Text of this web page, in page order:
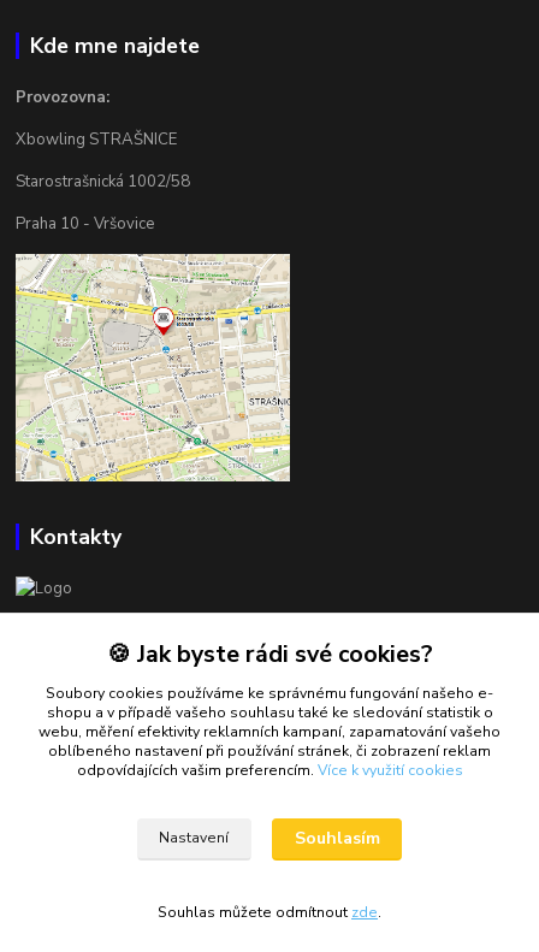
Kde mne najdete
Provozovna:
Xbowling STRAŠNICE
Starostrašnická 1002/58
Praha 10 - Vršovice
Kontakty
Petr Mráček
+420 602 549 946
petrmracek@bowlshop.cz
🍪 Jak byste rádi své cookies?
Soubory cookies používáme ke správnému fungování našeho e-
shopu a v případě vašeho souhlasu také ke sledování statistik o
webu, měření efektivity reklamních kampaní, zapamatování vašeho
oblíbeného nastavení při používání stránek, či zobrazení reklam
odpovídajících vašim preferencím. Více k využití cookies
Nastavení Souhlasím
Souhlas můžete odmítnout zde.